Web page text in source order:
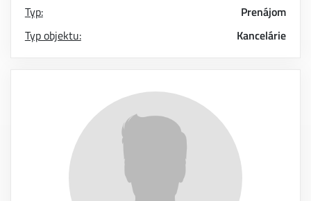
Typ:
Prenájom
Typ objektu:
Kancelárie